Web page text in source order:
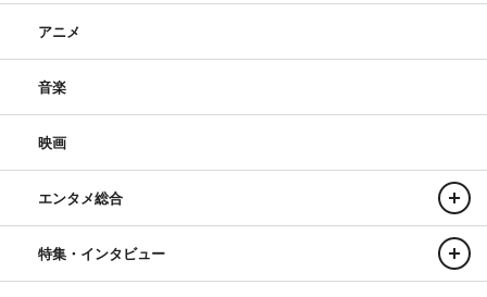
アニメ
音楽
映画
エンタメ総合
特集・インタビュー